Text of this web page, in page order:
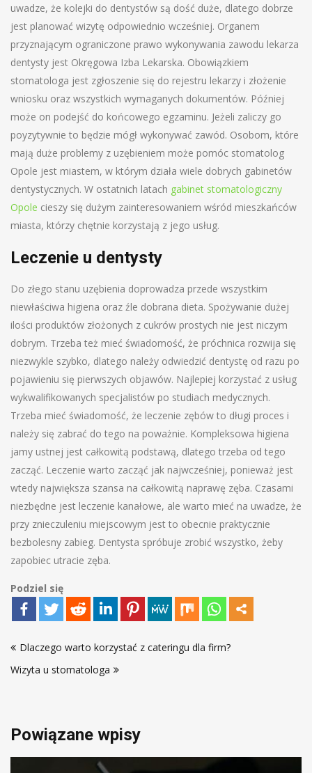
uwadze, że kolejki do dentystów są dość duże, dlatego dobrze
jest planować wizytę odpowiednio wcześniej. Organem
przyznającym ograniczone prawo wykonywania zawodu lekarza
dentysty jest Okręgowa Izba Lekarska. Obowiązkiem
stomatologa jest zgłoszenie się do rejestru lekarzy i złożenie
wniosku oraz wszystkich wymaganych dokumentów. Później
może on podejść do końcowego egzaminu. Jeżeli zaliczy go
poyzytywnie to będzie mógł wykonywać zawód. Osobom, które
mają duże problemy z uzębieniem może pomóc stomatolog
Opole jest miastem, w którym działa wiele dobrych gabinetów
dentystycznych. W ostatnich latach gabinet stomatologiczny
Opole cieszy się dużym zainteresowaniem wśród mieszkańców
miasta, którzy chętnie korzystają z jego usług.
Leczenie u dentysty
Do złego stanu uzębienia doprowadza przede wszystkim
niewłaściwa higiena oraz źle dobrana dieta. Spożywanie dużej
ilości produktów złożonych z cukrów prostych nie jest niczym
dobrym. Trzeba też mieć świadomość, że próchnica rozwija się
niezwykle szybko, dlatego należy odwiedzić dentystę od razu po
pojawieniu się pierwszych objawów. Najlepiej korzystać z usług
wykwalifikowanych specjalistów po studiach medycznych.
Trzeba mieć świadomość, że leczenie zębów to długi proces i
należy się zabrać do tego na poważnie. Kompleksowa higiena
jamy ustnej jest całkowitą podstawą, dlatego trzeba od tego
zacząć. Leczenie warto zacząć jak najwcześniej, ponieważ jest
wtedy największa szansa na całkowitą naprawę zęba. Czasami
niezbędne jest leczenie kanałowe, ale warto mieć na uwadze, że
przy znieczuleniu miejscowym jest to obecnie praktycznie
bezbolesny zabieg. Dentysta spróbuje zrobić wszystko, żeby
zapobiec utracie zęba.
Podziel się
wpisu
Dlaczego warto korzystać z cateringu dla firm?
Wizyta u stomatologa
Powiązane wpisy